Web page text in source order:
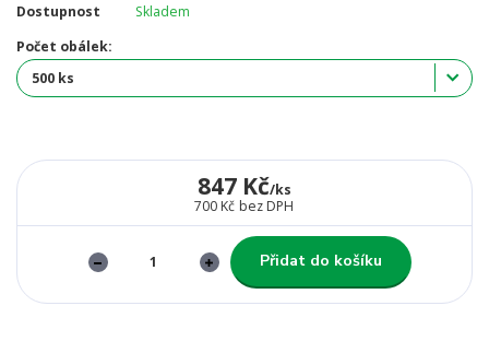
Dostupnost
Skladem
Počet obálek:
847 Kč/ks
700 Kč bez DPH
Přidat do košíku